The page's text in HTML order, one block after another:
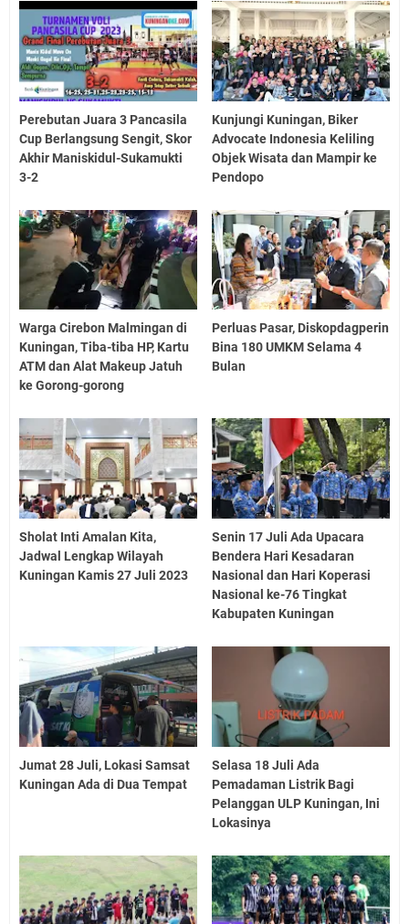
Perebutan Juara 3 Pancasila
Cup Berlangsung Sengit, Skor
Akhir Maniskidul-Sukamukti
3-2
Kunjungi Kuningan, Biker
Advocate Indonesia Keliling
Objek Wisata dan Mampir ke
Pendopo
Warga Cirebon Malmingan di
Kuningan, Tiba-tiba HP, Kartu
ATM dan Alat Makeup Jatuh
ke Gorong-gorong
Perluas Pasar, Diskopdagperin
Bina 180 UMKM Selama 4
Bulan
Sholat Inti Amalan Kita,
Jadwal Lengkap Wilayah
Kuningan Kamis 27 Juli 2023
Senin 17 Juli Ada Upacara
Bendera Hari Kesadaran
Nasional dan Hari Koperasi
Nasional ke-76 Tingkat
Kabupaten Kuningan
Jumat 28 Juli, Lokasi Samsat
Kuningan Ada di Dua Tempat
Selasa 18 Juli Ada
Pemadaman Listrik Bagi
Pelanggan ULP Kuningan, Ini
Lokasinya